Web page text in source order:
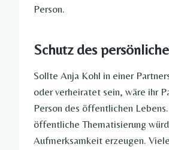
Person.
Schutz des
Sollte Anja Kohl in einer
oder verheiratet sein, wäre ihr
Person des öffentlichen
öffentliche Thematisierung
Aufmerksamkeit erzeugen.